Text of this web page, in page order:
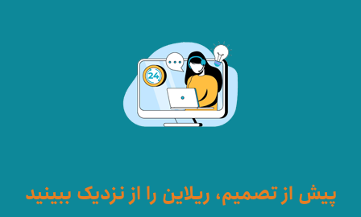
پیش از تصمیم، ریلاین را از نزدیک ببینید